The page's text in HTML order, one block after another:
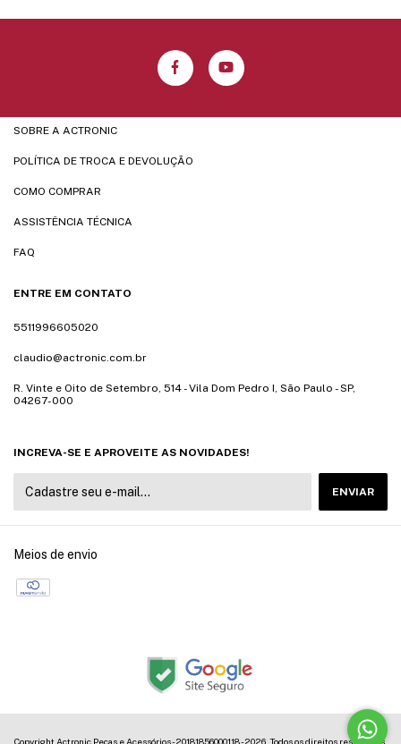
SOBRE A ACTRONIC
POLÍTICA DE TROCA E DEVOLUÇÃO
COMO COMPRAR
ASSISTÊNCIA TÉCNICA
FAQ
ENTRE EM CONTATO
5511996605020
claudio@actronic.com.br
R. Vinte e Oito de Setembro, 514 - Vila Dom Pedro I, São Paulo - SP,
04267-000
INCREVA-SE E APROVEITE AS NOVIDADES!
Meios de envio
Copyright Actronic Peças e Acessórios - 20181856000118 - 2026. Todos os direitos reservados.